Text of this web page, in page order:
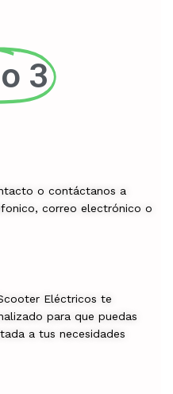
3
o contáctanos a
correo electrónico o
Eléctricos te
para que puedas
a tus necesidades